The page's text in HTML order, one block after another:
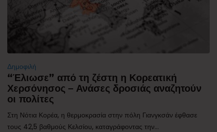
Δημοφιλή
“Έλιωσε” από τη ζέστη η Κορεατική
Χερσόνησος – Ανάσες δροσιάς αναζητούν
οι πολίτες
Στη Νότια Κορέα, η θερμοκρασία στην πόλη Γιανγκσάν έφθασε
τους 42,5 βαθμούς Κελσίου, καταγράφοντας την...